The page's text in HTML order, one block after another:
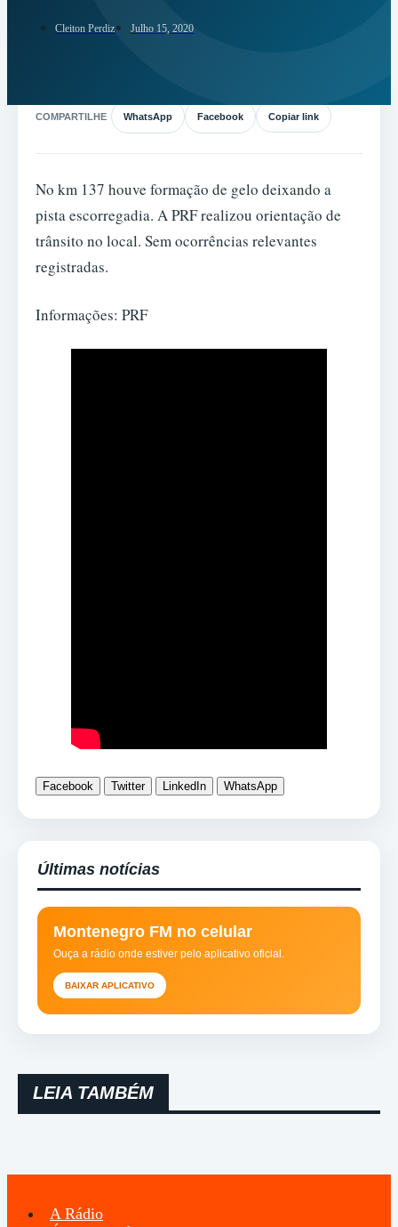
Cleiton Perdiz Julho 15, 2020
COMPARTILHE WhatsApp Facebook Copiar link
No km 137 houve formação de gelo deixando a
pista escorregadia. A PRF realizou orientação de
trânsito no local. Sem ocorrências relevantes
registradas.
Informações: PRF
Facebook Twitter LinkedIn WhatsApp
Últimas notícias
Montenegro FM no celular
Ouça a rádio onde estiver pelo aplicativo oficial.
BAIXAR APLICATIVO
LEIA TAMBÉM
A Rádio